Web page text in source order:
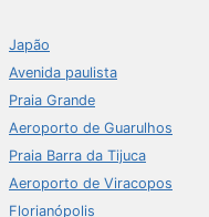
Japão
Avenida paulista
Praia Grande
Aeroporto de Guarulhos
Praia Barra da Tijuca
Aeroporto de Viracopos
Florianópolis